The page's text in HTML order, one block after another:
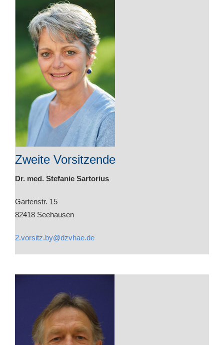
Zweite Vorsitzende
Dr. med. Stefanie Sartorius
Gartenstr. 15
82418 Seehausen
2.vorsitz.by@dzvhae.de